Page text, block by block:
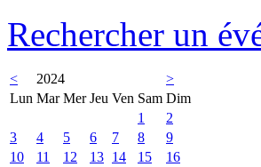
Rechercher un
< 2024
>
Lun Mar Mer Jeu Ven Sam Dim
1
2
3
4 5 6 7 8
9
10
11 12 13 14 15
16